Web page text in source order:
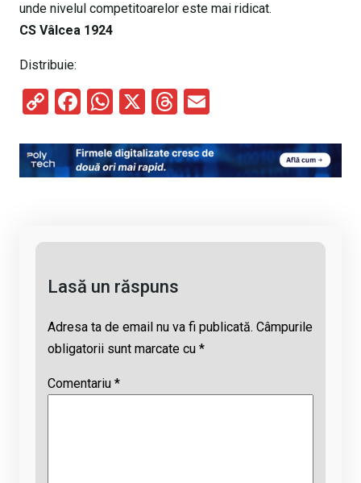
unde nivelul competitoarelor este mai ridicat.
CS Vâlcea 1924
Distribuie:
C
py
Li
F
ce
b
W
at
s
X
T
e
a
ail
Lasă un răspuns
Adresa ta de email nu va fi publicată. Câmpurile
obligatorii sunt marcate cu *
Comentariu *